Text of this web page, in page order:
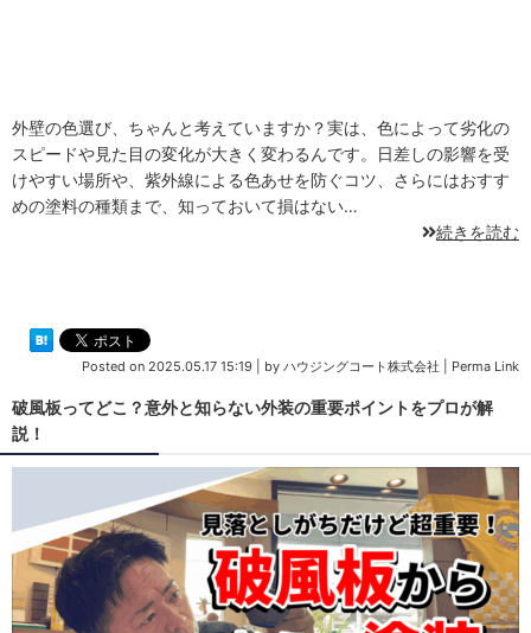
外壁の色選び、ちゃんと考えていますか？実は、色によって劣化の
スピードや見た目の変化が大きく変わるんです。日差しの影響を受
けやすい場所や、紫外線による色あせを防ぐコツ、さらにはおすす
めの塗料の種類まで、知っておいて損はない…
続きを読む
Posted on 2025.05.17 15:19 by ハウジングコート株式会社 Perma Link
破風板ってどこ？意外と知らない外装の重要ポイントをプロが解
説！